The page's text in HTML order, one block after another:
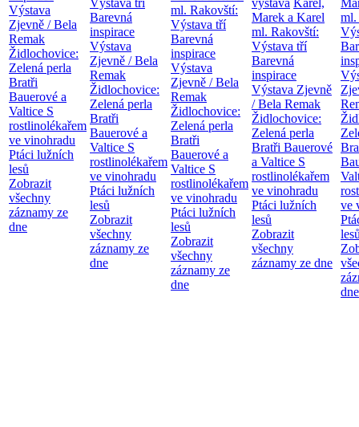
Výstava
Zjevně / Bela
Remak
Židlochovice:
Zelená perla
Bratři
Bauerové a
Valtice S
rostlinolékařem
ve vinohradu
Ptáci lužních
lesů
Zobrazit
všechny
záznamy ze
dne
Výstava tří
Barevná
inspirace
Výstava
Zjevně / Bela
Remak
Židlochovice:
Zelená perla
Bratři
Bauerové a
Valtice S
rostlinolékařem
ve vinohradu
Ptáci lužních
lesů
Zobrazit
všechny
záznamy ze
dne
ml. Rakovští:
Výstava tří
Barevná
inspirace
Výstava
Zjevně / Bela
Remak
Židlochovice:
Zelená perla
Bratři
Bauerové a
Valtice S
rostlinolékařem
ve vinohradu
Ptáci lužních
lesů
Zobrazit
všechny
záznamy ze
dne
výstava Karel,
Marek a Karel
ml. Rakovští:
Výstava tří
Barevná
inspirace
Výstava Zjevně
/ Bela Remak
Židlochovice:
Zelená perla
Bratři Bauerové
a Valtice S
rostlinolékařem
ve vinohradu
Ptáci lužních
lesů
Zobrazit
všechny
záznamy ze dne
ml.
ve
dne